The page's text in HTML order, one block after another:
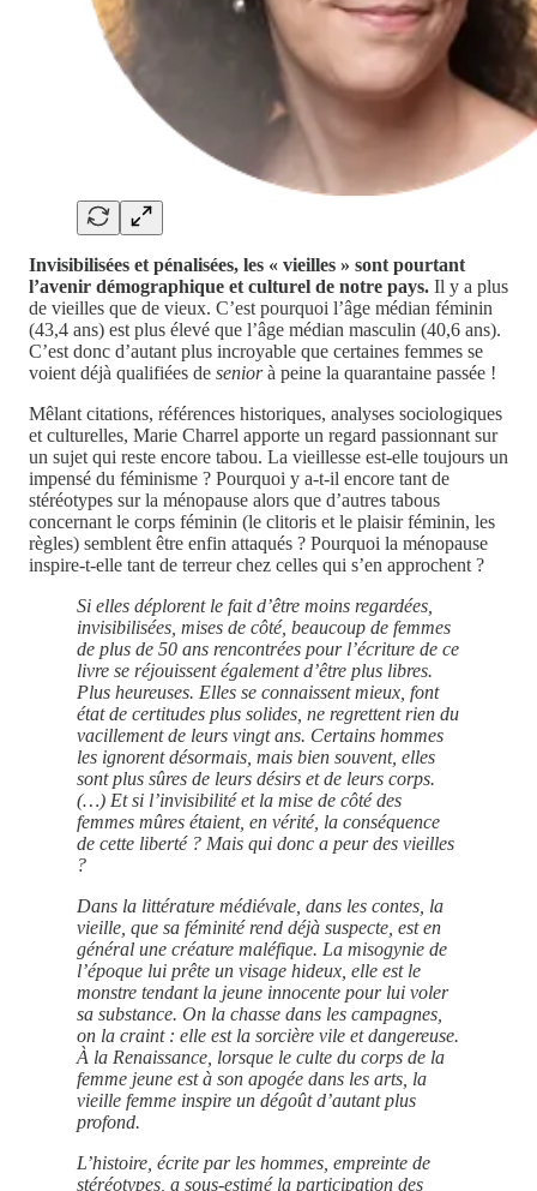
Invisibilisées et pénalisées, les « vieilles » sont pourtant
l’avenir démographique et culturel de notre pays. Il y a plus
de vieilles que de vieux. C’est pourquoi l’âge médian féminin
(43,4 ans) est plus élevé que l’âge médian masculin (40,6 ans).
C’est donc d’autant plus incroyable que certaines femmes se
voient déjà qualifiées de seniorà peine la quarantaine passée !
Mêlant citations, références historiques, analyses sociologiques
et culturelles, Marie Charrel apporte un regard passionnant sur
un sujet qui reste encore tabou. La vieillesse est-elle toujours un
impensé du féminisme ? Pourquoi y a-t-il encore tant de
stéréotypes sur la ménopause alors que d’autres tabous
concernant le corps féminin (le clitoris et le plaisir féminin, les
règles) semblent être enfin attaqués ? Pourquoi la ménopause
inspire-t-elle tant de terreur chez celles qui s’en approchent ?
Si elles déplorent le fait d’être moins regardées,
invisibilisées, mises de côté, beaucoup de femmes
de plus de 50 ans rencontrées pour l’écriture de ce
livre se réjouissent également d’être plus libres.
Plus heureuses. Elles se connaissent mieux, font
état de certitudes plus solides, ne regrettent rien du
vacillement de leurs vingt ans. Certains hommes
les ignorent désormais, mais bien souvent, elles
sont plus sûres de leurs désirs et de leurs corps.
(…) Et si l’invisibilité et la mise de côté des
femmes mûres étaient, en vérité, la conséquence
de cette liberté ? Mais qui donc a peur des vieilles
?
Dans la littérature médiévale, dans les contes, la
vieille, que sa féminité rend déjà suspecte, est en
général une créature maléfique. La misogynie de
l’époque lui prête un visage hideux, elle est le
monstre tendant la jeune innocente pour lui voler
sa substance. On la chasse dans les campagnes,
on la craint : elle est la sorcière vile et dangereuse.
À la Renaissance, lorsque le culte du corps de la
femme jeune est à son apogée dans les arts, la
vieille femme inspire un dégoût d’autant plus
profond.
L’histoire, écrite par les hommes, empreinte de
stéréotypes, a sous-estimé la participation des